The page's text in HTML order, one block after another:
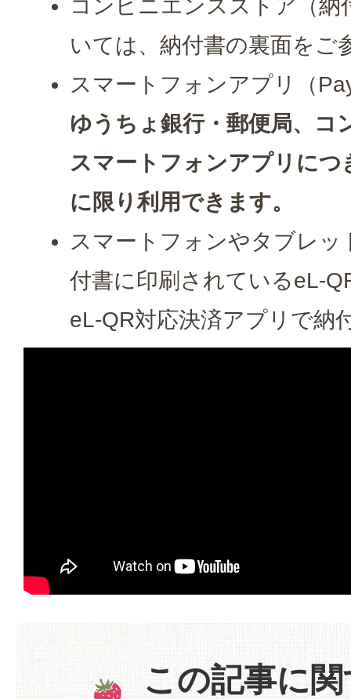
コンビニエンスストア（
いては、納付書の裏面をご
スマートフォンアプリ（
ゆうちょ銀行・郵便局、コ
スマートフォンアプリ につ
に限り利用できます。
スマートフォンやタブレッ
付書に印刷されているeL-
eL-QR対応決済アプリで納
この記事に